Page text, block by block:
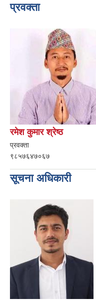
प्रवक्ता
रमेश कुमार श्रेष्ठ
प्रवक्ता
९८५७६४७०६७
सूचना अधिकारी